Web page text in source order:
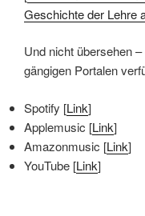
Geschichte der Lehre
Und nicht übersehen
gängigen Portalen
Spotify [Link]
Applemusic [Link]
Amazonmusic [Link]
YouTube [Link]